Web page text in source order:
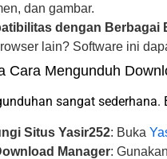
dan gambar.
dengan Berbagai
lain? Software ini
Cara Mengunduh
sangat
Situs Yasir252: Buka
Manager: